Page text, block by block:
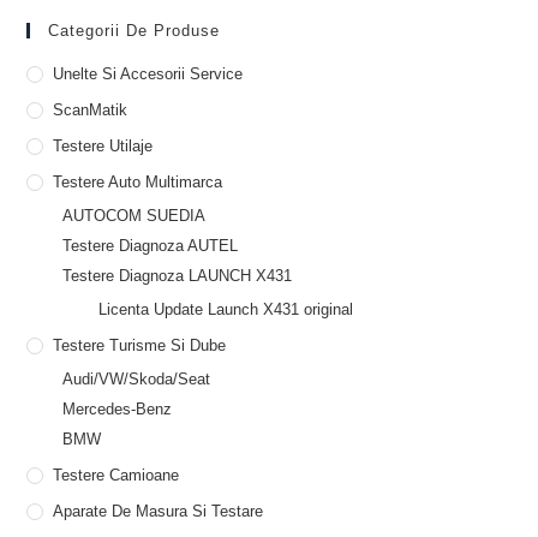
Categorii De Produse
Unelte Si Accesorii Service
ScanMatik
Testere Utilaje
Testere Auto Multimarca
AUTOCOM SUEDIA
Testere Diagnoza AUTEL
Testere Diagnoza LAUNCH X431
Licenta Update Launch X431 original
Testere Turisme Si Dube
Audi/VW/Skoda/Seat
Mercedes-Benz
BMW
Testere Camioane
Aparate De Masura Si Testare